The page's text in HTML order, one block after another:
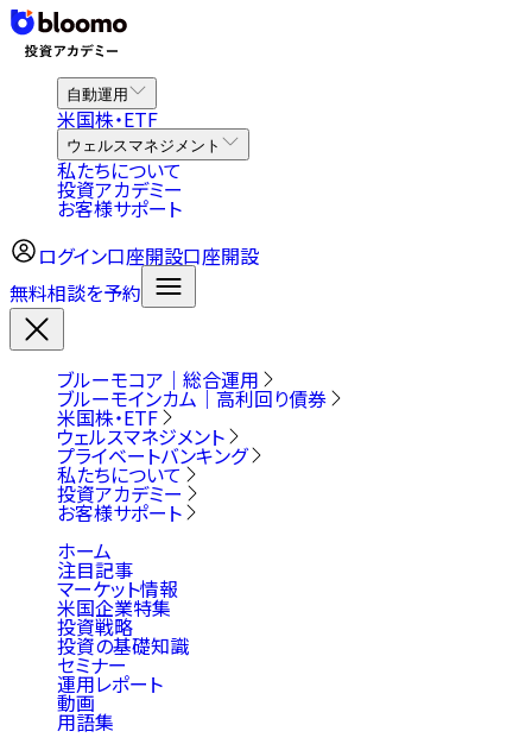
自動運用
米国株・ETF
ウェルスマネジメント
私たちについて
投資アカデミー
お客様サポート
ログイン口座開設口座開設
無料相談を予約
ブルーモコア｜総合運用
ブルーモインカム｜高利回り債券
米国株・ETF
ウェルスマネジメント
プライベートバンキング
私たちについて
投資アカデミー
お客様サポート
ホーム
注目記事
マーケット情報
米国企業特集
投資戦略
投資の基礎知識
セミナー
運用レポート
動画
用語集